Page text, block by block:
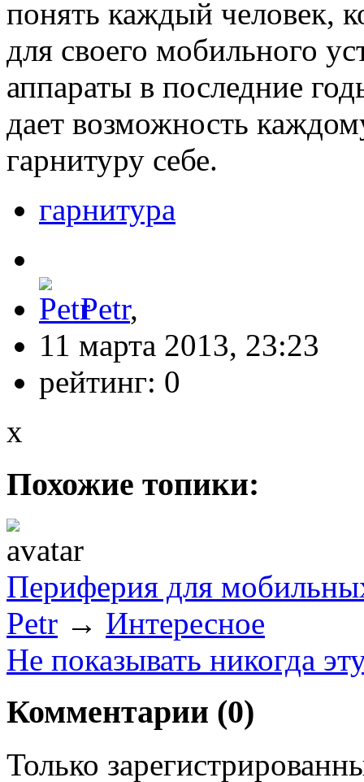
понять каждый человек,
для своего мобильного
аппараты в последние
дает возможность
гарнитуру себе.
гарнитура
Petr,
11 марта 2013, 23:23
рейтинг: 0
x
Похожие топики:
Периферия для
Petr → Интересное
Не показывать никогда
Комментарии (0)
Только